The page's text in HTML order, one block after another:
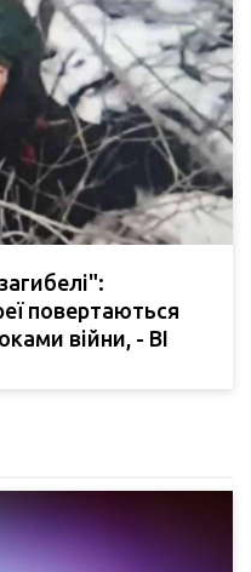
повертаються
війни, - BI